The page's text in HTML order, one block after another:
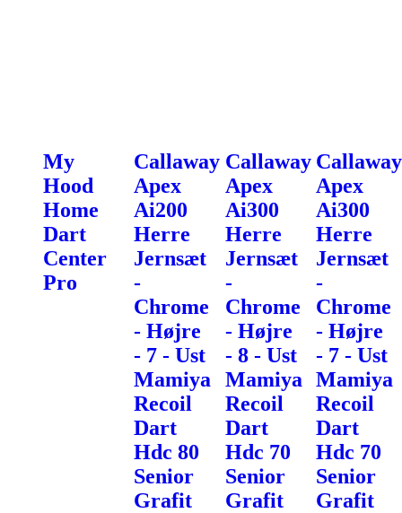
My
Hood
Home
Dart
Center
Pro
Callaway
Apex
Ai200
Herre
Jernsæt
-
Chrome
- Højre
- 7 - Ust
Mamiya
Recoil
Dart
Hdc 80
Senior
Grafit
Callaway
Apex
Ai300
Herre
Jernsæt
-
Chrome
- Højre
- 8 - Ust
Mamiya
Recoil
Dart
Hdc 70
Senior
Grafit
Callaway
Apex
Ai300
Herre
Jernsæt
-
Chrome
- Højre
- 7 - Ust
Mamiya
Recoil
Dart
Hdc 70
Senior
Grafit